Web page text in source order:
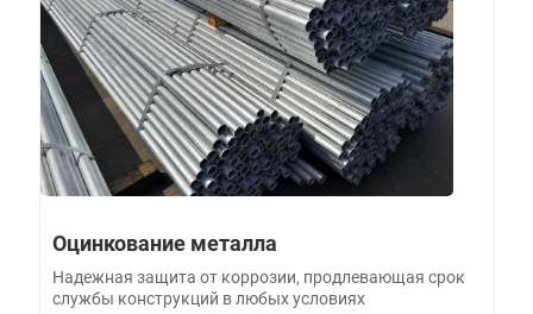
Оцинкование металла
Надежная защита от коррозии, продлевающая срок
службы конструкций в любых условиях